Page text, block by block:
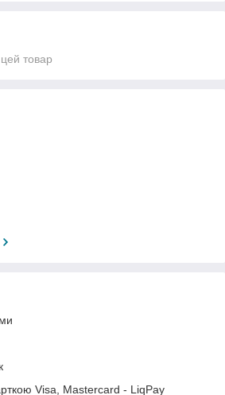
товар
Visa, Mastercard - LiqPay